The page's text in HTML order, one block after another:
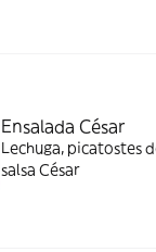
Ensalada César
Lechuga, picatostes
salsa César